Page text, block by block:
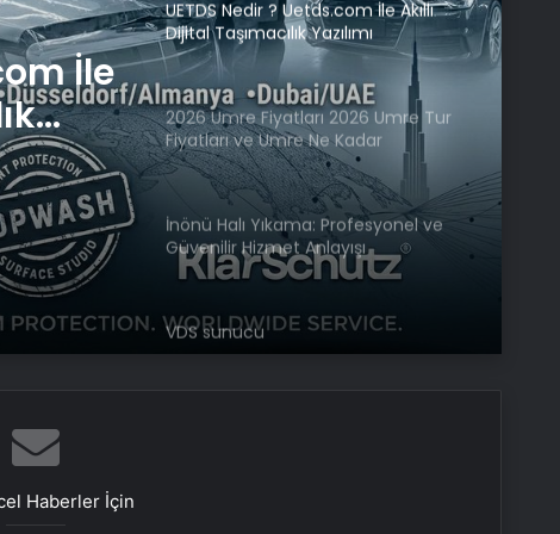
İle
2026 Umre Fiyatları 2026 Umre Tur
Fiyatları ve Umre Ne Kadar
İnönü Halı Yıkama: Profesyonel ve
Güvenilir Hizmet Anlayışı
VDS sunucu
Bigo Elmas Bayi – Güvenli, Hızlı ve
Haberler İçin